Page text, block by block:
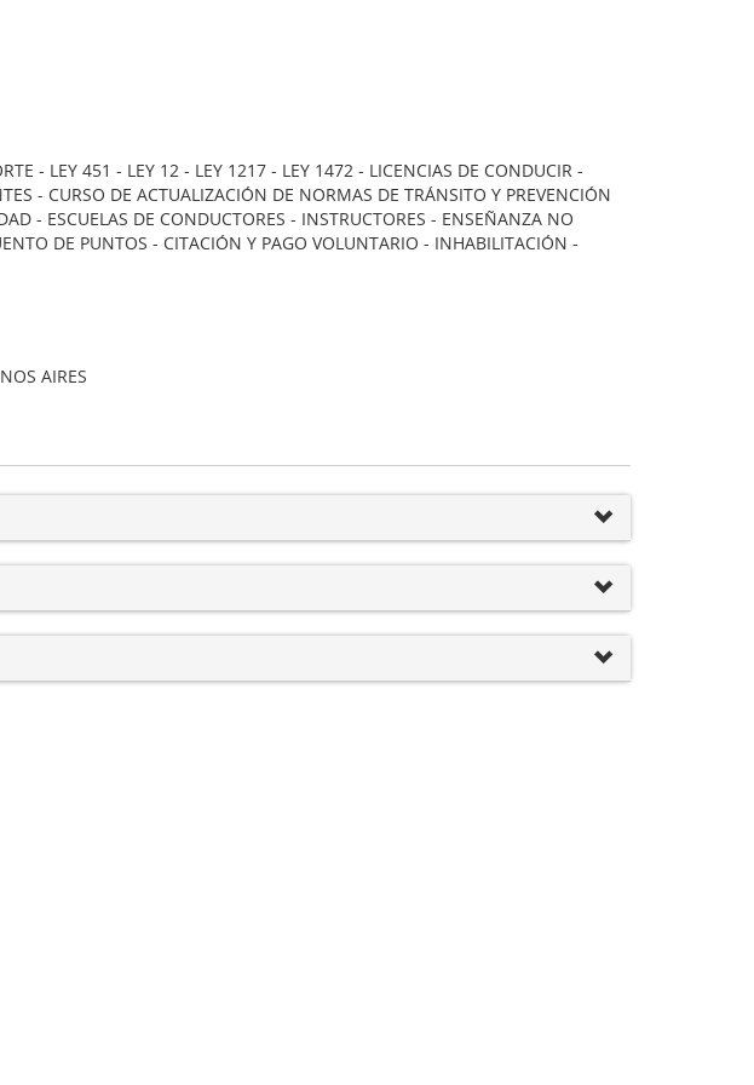
- LEY 451 - LEY 12 - LEY 1217 - LEY 1472 - LICENCIAS DE CONDUCIR -
- CURSO DE ACTUALIZACIÓN DE NORMAS DE TRÁNSITO Y PREVENCIÓN
- ESCUELAS DE CONDUCTORES - INSTRUCTORES - ENSEÑANZA NO
DE PUNTOS - CITACIÓN Y PAGO VOLUNTARIO - INHABILITACIÓN -
AIRES